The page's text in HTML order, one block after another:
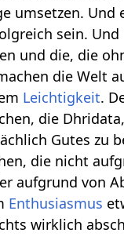
umsetzen. Und
sein. Und
und die, die
die Welt
Leichtigkeit.
die
Gutes zu
die nicht
aufgrund von
Enthusiasmus
wirklich